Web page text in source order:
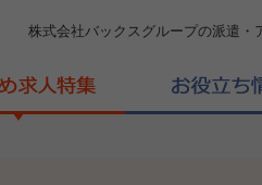
株式会社バックスグループの派遣